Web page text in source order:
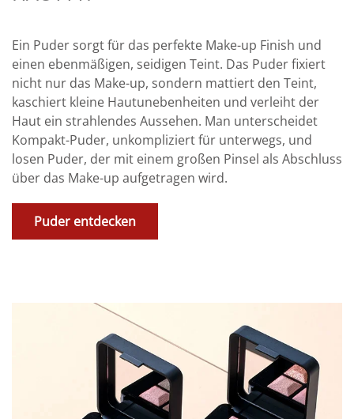
Ein Puder sorgt für das perfekte Make-up Finish und
einen ebenmäßigen, seidigen Teint. Das Puder fixiert
nicht nur das Make-up, sondern mattiert den Teint,
kaschiert kleine Hautunebenheiten und verleiht der
Haut ein strahlendes Aussehen. Man unterscheidet
Kompakt-Puder, unkompliziert für unterwegs, und
losen Puder, der mit einem großen Pinsel als Abschluss
über das Make-up aufgetragen wird.
Puder entdecken